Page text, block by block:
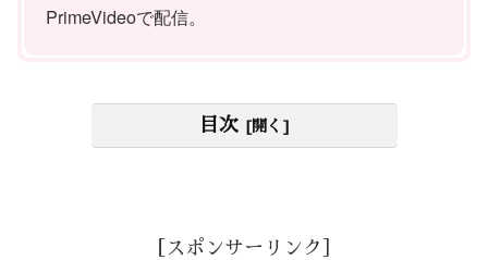
PrimeVideoで配信。
目次
［スポンサーリンク］